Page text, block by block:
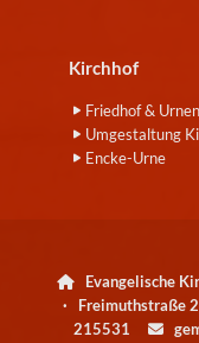
Kirchhof
Friedhof &
Umgestaltung
Encke-Urne

Evangelische
· Freimuthstraße
215531
